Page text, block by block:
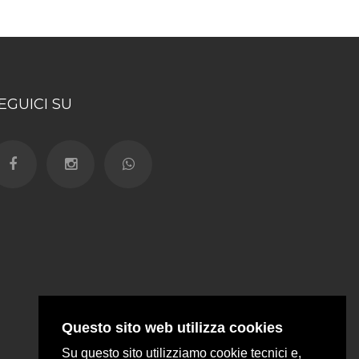
Questo sito web utilizza cookies
Su questo sito utilizziamo cookie tecnici e,
SU